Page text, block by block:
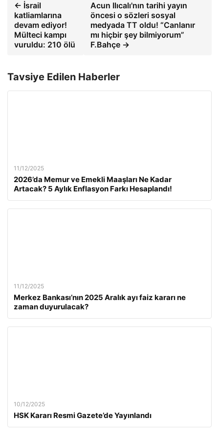
← İsrail
katliamlarına
devam ediyor!
Mülteci kampı
vuruldu: 210 ölü
Acun Ilıcalı'nın tarihi yayın
öncesi o sözleri sosyal
medyada TT oldu! “Canlanır
mı hiçbir şey bilmiyorum”
F.Bahçe →
Tavsiye Edilen Haberler
11/12/2025
2026’da Memur ve Emekli Maaşları Ne Kadar
Artacak? 5 Aylık Enflasyon Farkı Hesaplandı!
11/12/2025
Merkez Bankası’nın 2025 Aralık ayı faiz kararı ne
zaman duyurulacak?
10/12/2025
HSK Kararı Resmi Gazete’de Yayınlandı